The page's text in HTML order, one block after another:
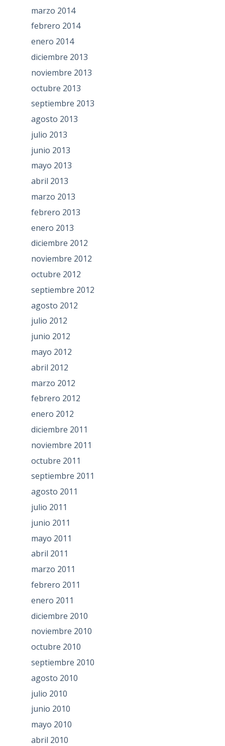
marzo 2014
febrero 2014
enero 2014
diciembre 2013
noviembre 2013
octubre 2013
septiembre 2013
agosto 2013
julio 2013
junio 2013
mayo 2013
abril 2013
marzo 2013
febrero 2013
enero 2013
diciembre 2012
noviembre 2012
octubre 2012
septiembre 2012
agosto 2012
julio 2012
junio 2012
mayo 2012
abril 2012
marzo 2012
febrero 2012
enero 2012
diciembre 2011
noviembre 2011
octubre 2011
septiembre 2011
agosto 2011
julio 2011
junio 2011
mayo 2011
abril 2011
marzo 2011
febrero 2011
enero 2011
diciembre 2010
noviembre 2010
octubre 2010
septiembre 2010
agosto 2010
julio 2010
junio 2010
mayo 2010
abril 2010